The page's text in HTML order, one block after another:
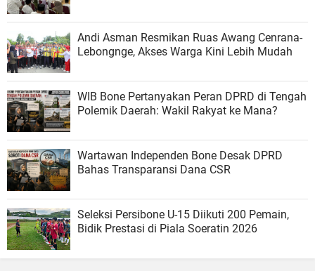
Andi Asman Resmikan Ruas Awang Cenrana-
Lebongnge, Akses Warga Kini Lebih Mudah
WIB Bone Pertanyakan Peran DPRD di Tengah
Polemik Daerah: Wakil Rakyat ke Mana?
Wartawan Independen Bone Desak DPRD
Bahas Transparansi Dana CSR
Seleksi Persibone U-15 Diikuti 200 Pemain,
Bidik Prestasi di Piala Soeratin 2026